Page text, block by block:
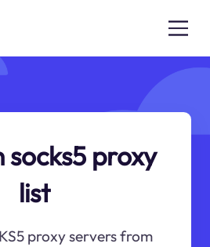
socks5 proxy
list
proxy servers from